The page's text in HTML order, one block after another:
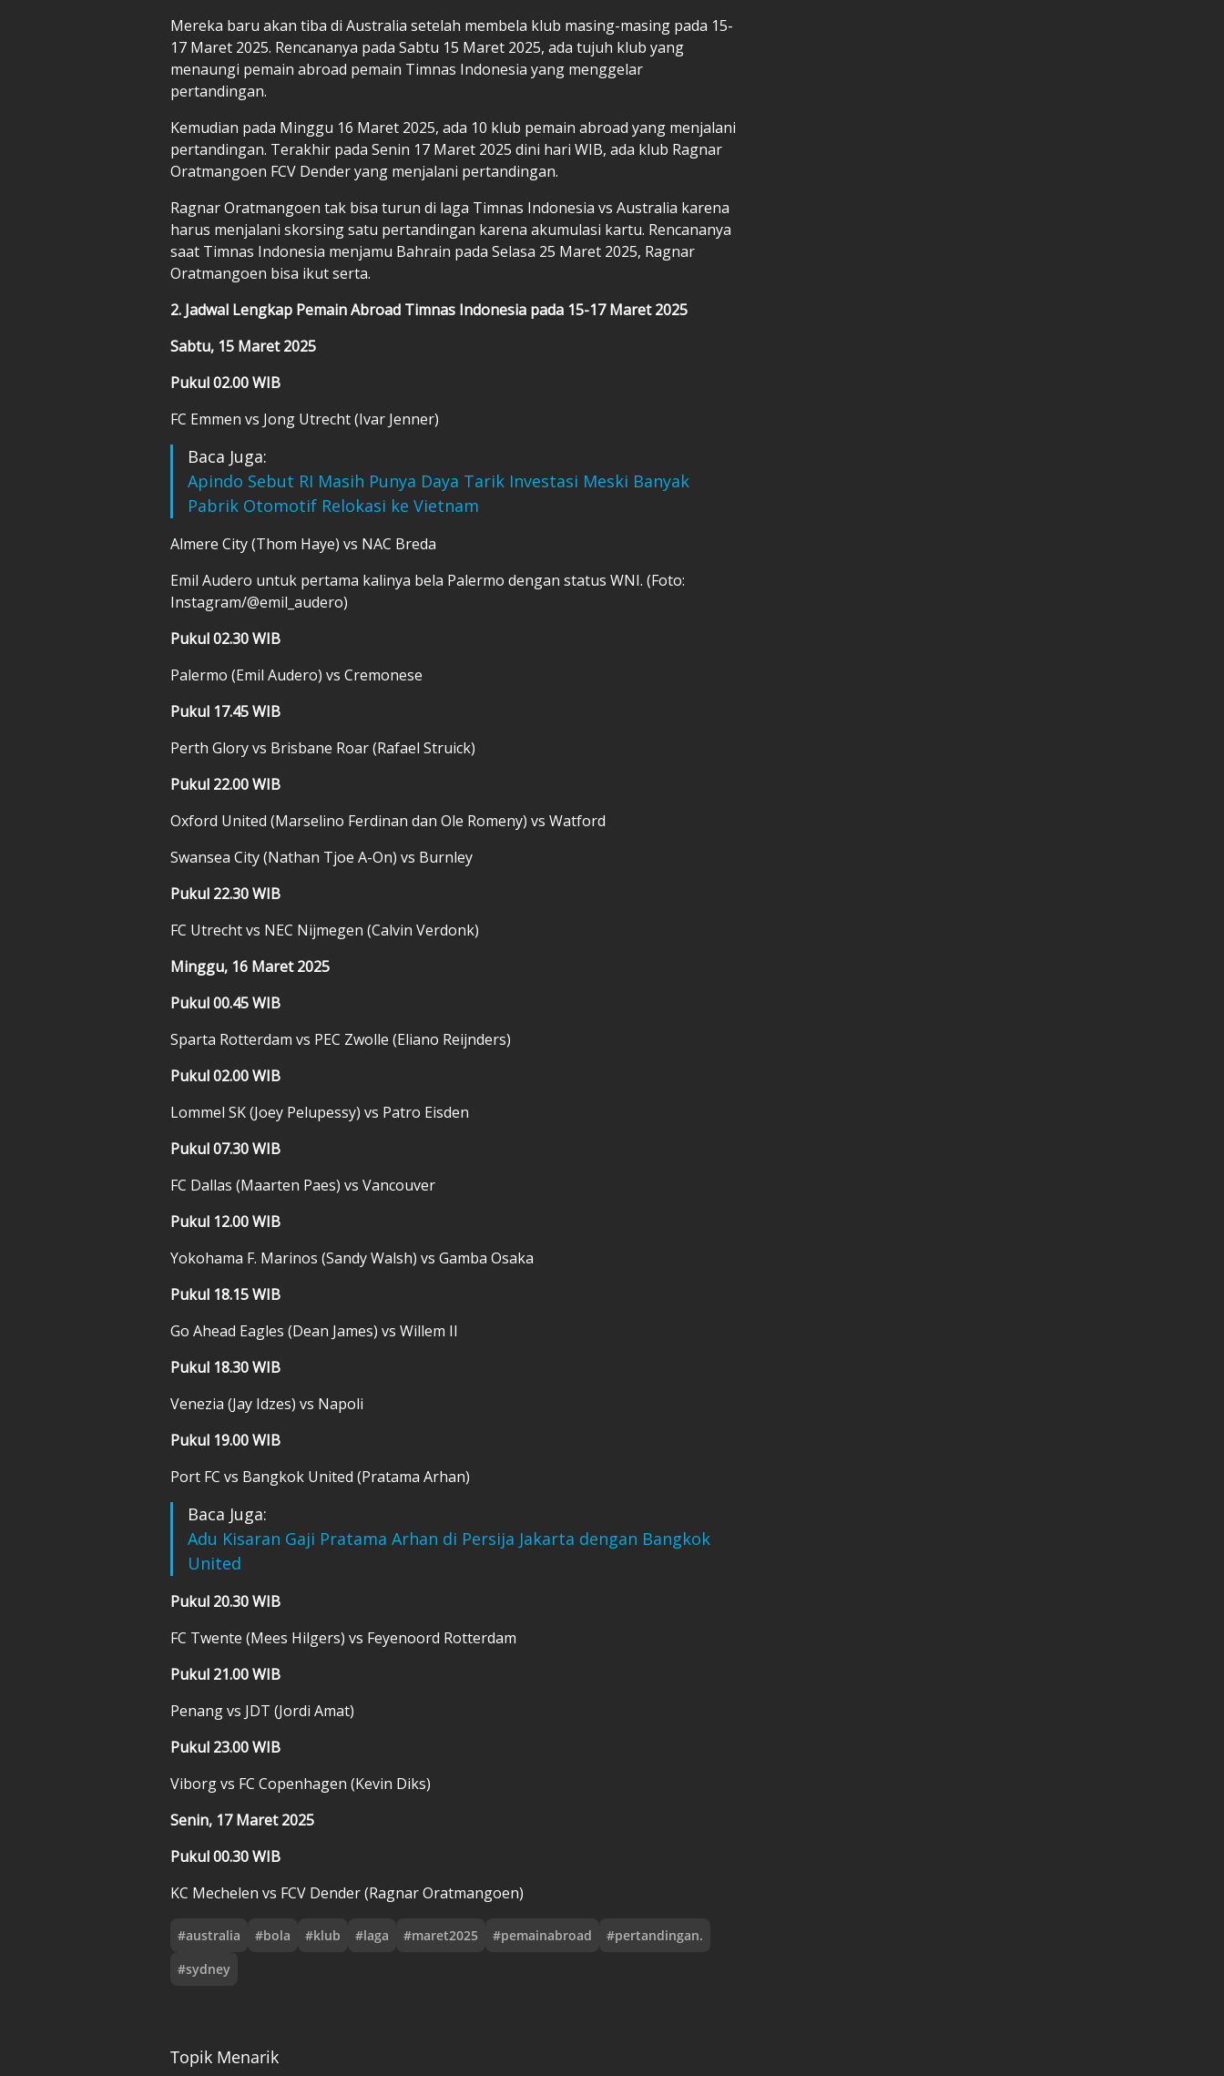
Mereka baru akan tiba di Australia setelah membela klub masing-masing pada 15-
17 Maret 2025. Rencananya pada Sabtu 15 Maret 2025, ada tujuh klub yang
menaungi pemain abroad pemain Timnas Indonesia yang menggelar
pertandingan.
Kemudian pada Minggu 16 Maret 2025, ada 10 klub pemain abroad yang menjalani
pertandingan. Terakhir pada Senin 17 Maret 2025 dini hari WIB, ada klub Ragnar
Oratmangoen FCV Dender yang menjalani pertandingan.
Ragnar Oratmangoen tak bisa turun di laga Timnas Indonesia vs Australia karena
harus menjalani skorsing satu pertandingan karena akumulasi kartu. Rencananya
saat Timnas Indonesia menjamu Bahrain pada Selasa 25 Maret 2025, Ragnar
Oratmangoen bisa ikut serta.
2. Jadwal Lengkap Pemain Abroad Timnas Indonesia pada 15-17 Maret 2025
Sabtu, 15 Maret 2025
Pukul 02.00 WIB
FC Emmen vs Jong Utrecht (Ivar Jenner)
Baca Juga:
Apindo Sebut RI Masih Punya Daya Tarik Investasi Meski Banyak
Pabrik Otomotif Relokasi ke Vietnam
Almere City (Thom Haye) vs NAC Breda
Emil Audero untuk pertama kalinya bela Palermo dengan status WNI. (Foto:
Instagram/@emil_audero)
Pukul 02.30 WIB
Palermo (Emil Audero) vs Cremonese
Pukul 17.45 WIB
Perth Glory vs Brisbane Roar (Rafael Struick)
Pukul 22.00 WIB
Oxford United (Marselino Ferdinan dan Ole Romeny) vs Watford
Swansea City (Nathan Tjoe A-On) vs Burnley
Pukul 22.30 WIB
FC Utrecht vs NEC Nijmegen (Calvin Verdonk)
Minggu, 16 Maret 2025
Pukul 00.45 WIB
Sparta Rotterdam vs PEC Zwolle (Eliano Reijnders)
Pukul 02.00 WIB
Lommel SK (Joey Pelupessy) vs Patro Eisden
Pukul 07.30 WIB
FC Dallas (Maarten Paes) vs Vancouver
Pukul 12.00 WIB
Yokohama F. Marinos (Sandy Walsh) vs Gamba Osaka
Pukul 18.15 WIB
Go Ahead Eagles (Dean James) vs Willem II
Pukul 18.30 WIB
Venezia (Jay Idzes) vs Napoli
Pukul 19.00 WIB
Port FC vs Bangkok United (Pratama Arhan)
Baca Juga:
Adu Kisaran Gaji Pratama Arhan di Persija Jakarta dengan Bangkok
United
Pukul 20.30 WIB
FC Twente (Mees Hilgers) vs Feyenoord Rotterdam
Pukul 21.00 WIB
Penang vs JDT (Jordi Amat)
Pukul 23.00 WIB
Viborg vs FC Copenhagen (Kevin Diks)
Senin, 17 Maret 2025
Pukul 00.30 WIB
KC Mechelen vs FCV Dender (Ragnar Oratmangoen)
#australia #bola #klub #laga #maret2025 #pemainabroad #pertandingan.
#sydney
Topik Menarik